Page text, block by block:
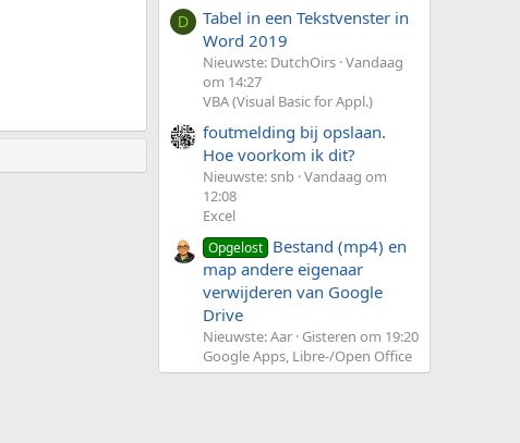
D
Tabel in een Tekstvenster in
Word 2019
Nieuwste: DutchOirs Vandaag
om 14:27
VBA (Visual Basic for Appl.)
foutmelding bij opslaan.
Hoe voorkom ik dit?
Nieuwste: snb Vandaag om
12:08
Excel
Opgelost Bestand (mp4) en
map andere eigenaar
verwijderen van Google
Drive
Nieuwste: Aar Gisteren om 19:20
Google Apps, Libre-/Open Office